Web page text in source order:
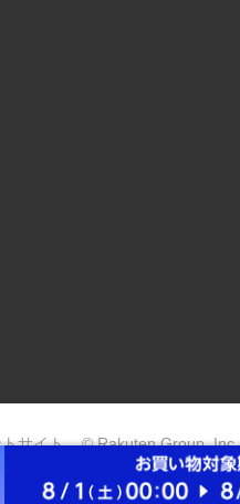
サイト © Rakuten Group, Inc.